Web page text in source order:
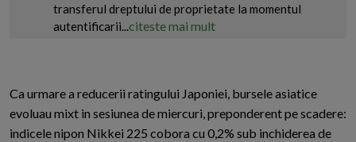
transferul dreptului de proprietate la momentul
autentificarii...citeste mai mult
Ca urmare a reducerii ratingului Japoniei, bursele asiatice
evoluau mixt in sesiunea de miercuri, preponderent pe scadere:
indicele nipon Nikkei 225 cobora cu 0,2% sub inchiderea de